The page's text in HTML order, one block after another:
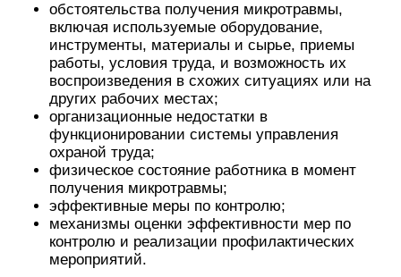
обстоятельства получения микротравмы,
включая используемые оборудование,
инструменты, материалы и сырье, приемы
работы, условия труда, и возможность их
воспроизведения в схожих ситуациях или на
других рабочих местах;
организационные недостатки в
функционировании системы управления
охраной труда;
физическое состояние работника в момент
получения микротравмы;
эффективные меры по контролю;
механизмы оценки эффективности мер по
контролю и реализации профилактических
мероприятий.